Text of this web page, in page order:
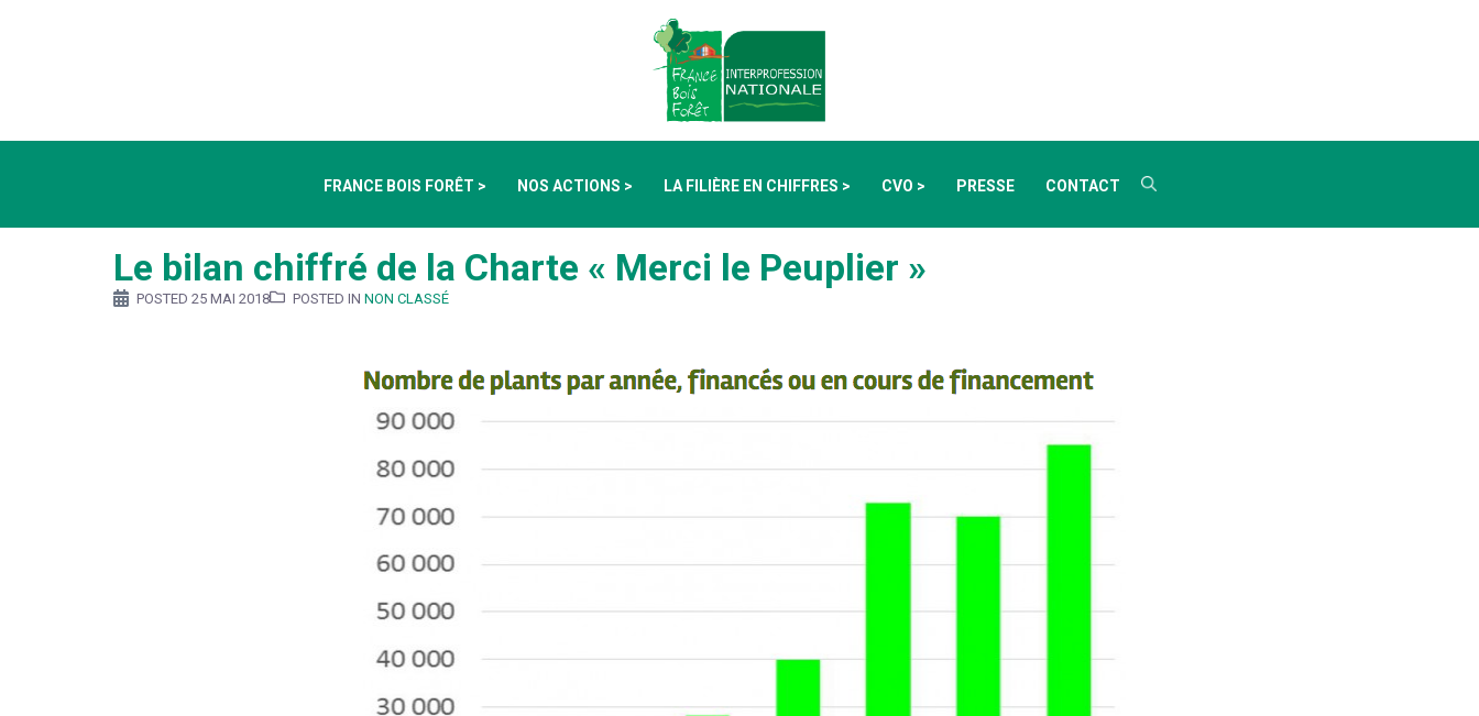
FRANCE BOIS FORÊT > NOS ACTIONS > LA FILIÈRE EN CHIFFRES > CVO > PRESSE CONTACT
Le bilan chiffré de la Charte « Merci le Peuplier »
POSTED 25 MAI 2018 POSTED IN NON CLASSÉ